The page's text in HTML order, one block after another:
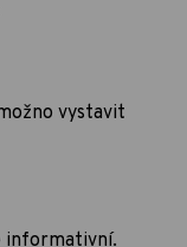
vystavit
informativní.